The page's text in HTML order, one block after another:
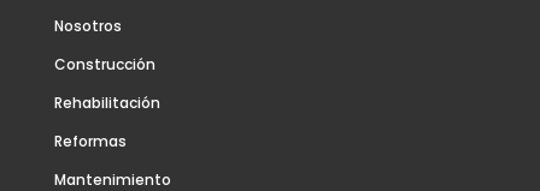
Nosotros
Construcción
Rehabilitación
Reformas
Mantenimiento